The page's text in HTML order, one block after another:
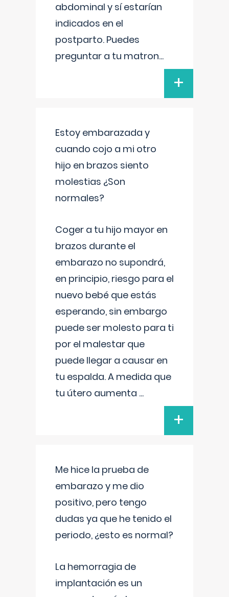
abdominal y sí estarían
indicados en el
postparto. Puedes
preguntar a tu matron...
+
Estoy embarazada y
cuando cojo a mi otro
hijo en brazos siento
molestias ¿Son
normales?
Coger a tu hijo mayor en
brazos durante el
embarazo no supondrá,
en principio, riesgo para el
nuevo bebé que estás
esperando, sin embargo
puede ser molesto para ti
por el malestar que
puede llegar a causar en
tu espalda. A medida que
tu útero aumenta ...
+
Me hice la prueba de
embarazo y me dio
positivo, pero tengo
dudas ya que he tenido el
periodo, ¿esto es normal?
La hemorragia de
implantación es un